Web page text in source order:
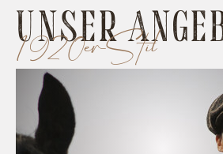
UNSER
1920er-Stil